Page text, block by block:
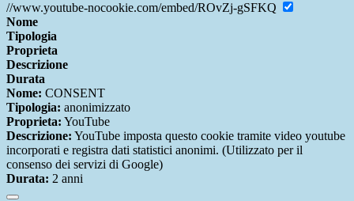
//www.youtube-nocookie.com/embed/ROvZj-gSFKQ
Nome
Tipologia
Proprieta
Descrizione
Durata
Nome: CONSENT
Tipologia: anonimizzato
Proprieta: YouTube
Descrizione: YouTube imposta questo cookie tramite video youtube
incorporati e registra dati statistici anonimi. (Utilizzato per il
consenso dei servizi di Google)
Durata: 2 anni